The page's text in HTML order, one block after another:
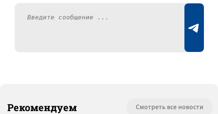
Рекомендуем Смотреть все новости